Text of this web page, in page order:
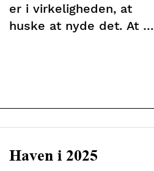
er i virkeligheden, at
huske at nyde det. At gå
natur. Man får ro i
kroppen. Og det er
haveterapi virker
Haven i 2025